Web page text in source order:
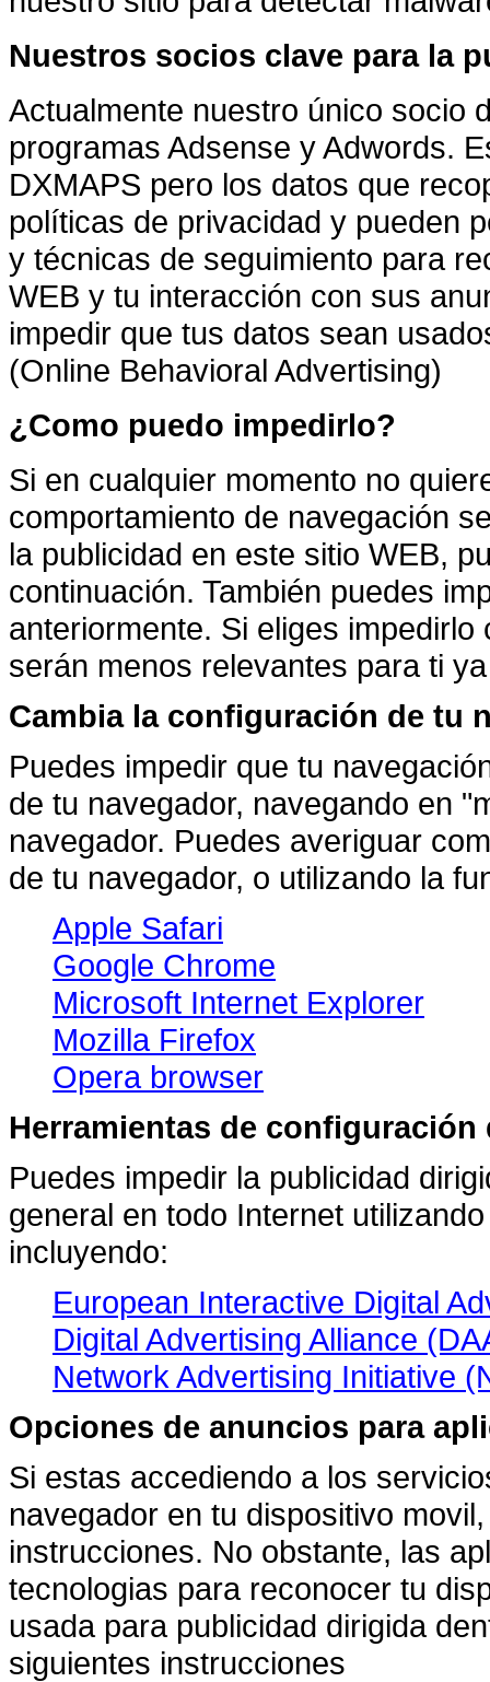
Nuestros socios clave para la
Actualmente nuestro único socio
programas Adsense y Adwords.
DXMAPS pero los datos que
políticas de privacidad y pueden
y técnicas de seguimiento para
WEB y tu interacción con sus
impedir que tus datos sean
(Online Behavioral Advertising)
¿Como puedo impedirlo?
Si en cualquier momento no
comportamiento de navegación
la publicidad en este sitio WEB,
continuación. También puedes
anteriormente. Si eliges
serán menos relevantes para ti
Cambia la configuración de tu
Puedes impedir que tu
de tu navegador, navegando en
navegador. Puedes averiguar
de tu navegador, o utilizando la
Apple Safari
Google Chrome
Microsoft Internet Explorer
Mozilla Firefox
Opera browser
Herramientas de
Puedes impedir la publicidad
general en todo Internet
incluyendo:
European Interactive Digital
Digital Advertising Alliance
Network Advertising Initiative
Opciones de anuncios para
Si estas accediendo a los
navegador en tu dispositivo
instrucciones. No obstante, las
tecnologias para reconocer tu
usada para publicidad dirigida
siguientes instrucciones